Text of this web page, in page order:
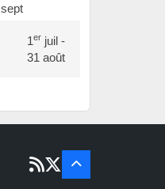
sept
1erjuil -
31 août
15 sept
sept